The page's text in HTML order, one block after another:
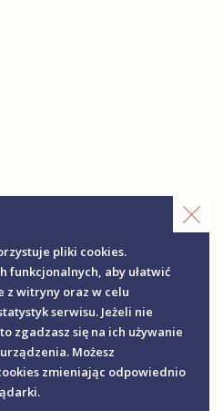
pliki cookies.
funkcjonalnych, aby ułatwić
z witryny oraz w celu
serwisu. Jeżeli nie
zgadzasz się na ich używanie
Możesz
zmieniając odpowiednio